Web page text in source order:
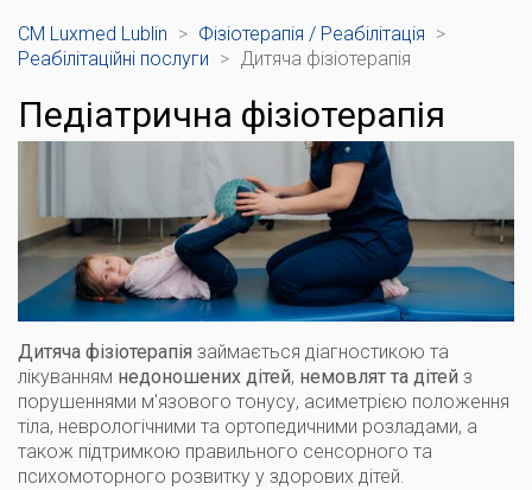
CM Luxmed Lublin > Фізіотерапія / Реабілітація >
Реабілітаційні послуги > Дитяча фізіотерапія
Педіатрична фізіотерапія
Дитяча фізіотерапія займається діагностикою та
лікуванням недоношених дітей, немовлят та дітей з
порушеннями м'язового тонусу, асиметрією положення
тіла, неврологічними та ортопедичними розладами, а
також підтримкою правильного сенсорного та
психомоторного розвитку у здорових дітей.